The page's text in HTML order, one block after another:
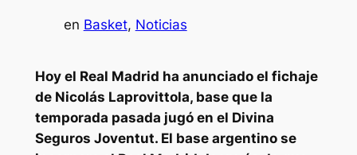
en Basket, Noticias
Hoy el Real Madrid ha anunciado el fichaje
de Nicolás Laprovittola, base que la
temporada pasada jugó en el Divina
Seguros Joventut. El base argentino se